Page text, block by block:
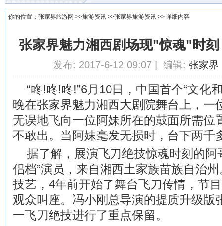
你的位置： 张家界旅游网 >>旅游资讯 >>张家界旅游资讯 >> 详细内容
张家界魅力湘西剧场现"惊魂"时
发布: 2017-6-12 09:07 | 编辑: 张家界
“咚!咚!咚!”6月10日，中国首个“文化
晚在张家界魅力湘西大剧院舞台上，一
无误地飞向一位阿妹所在的鼓面所需位
不敢出。当阿妹毫发无损时，台下两千
据了解，展演飞刀绝技惊魂时刻的阿
侣档”演员，来自湘西土家族苗族自治
技艺，4年前开始了舞台飞刀传情，节
观众叫座。冯小刚总导演的提质升级版
一飞刀绝技进行了重点保留。